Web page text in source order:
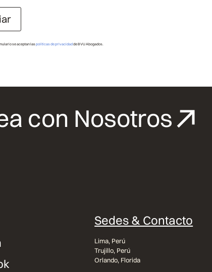
se aceptan laspolíticas de privacidadde BVU Abogados.
con Nosotros
Sedes & Contacto
Lima, Perú
Trujillo, Perú
Orlando, Florida